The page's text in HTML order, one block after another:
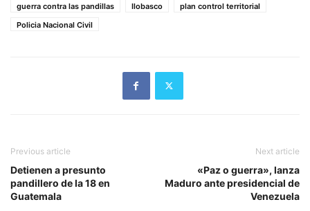
guerra contra las pandillas
Ilobasco
plan control territorial
Policia Nacional Civil
Previous article
Detienen a presunto
pandillero de la 18 en
Guatemala
Next article
«Paz o guerra», lanza
Maduro ante presidencial de
Venezuela